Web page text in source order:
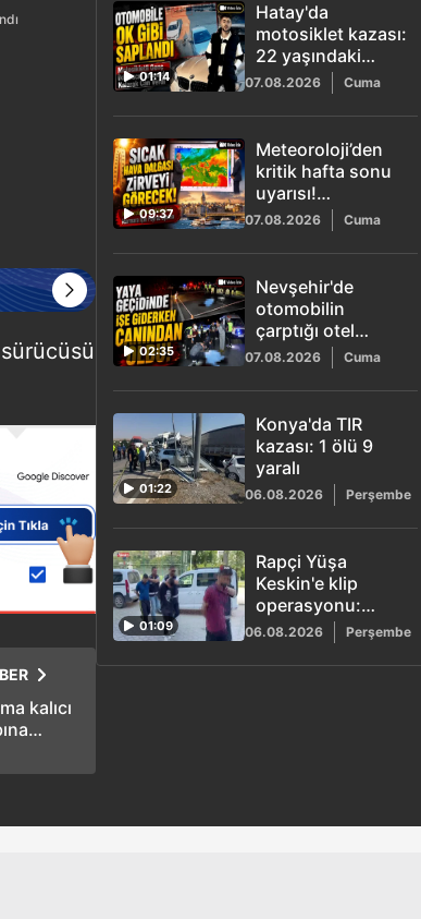
kalıcı
01:14
Hatay'da
motosiklet kazası:
22 yaşındaki
Osman Yamaner
hayatını kaybetti
07.08.2026 Cuma
09:37
Meteoroloji’den
kritik hafta sonu
uyarısı!
Marmara'ya yağış
ve poyraz geliyor
07.08.2026 Cuma
02:35
Nevşehir'de
otomobilin
çarptığı otel
çalışanı Tansu
Kaya hayatını
kaybetti: O anlar
kamerada
07.08.2026 Cuma
01:22
Konya'da TIR
kazası: 1 ölü 9
yaralı
06.08.2026 Perşembe
01:09
Rapçi Yüşa
Keskin'e klip
operasyonu:
Tüfekle poz veren
4 şüpheli adliyeye
sevk edildi
06.08.2026 Perşembe